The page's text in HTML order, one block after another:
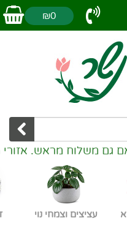
₪0
מראש. אזורי
עציצים וצמחי נוי